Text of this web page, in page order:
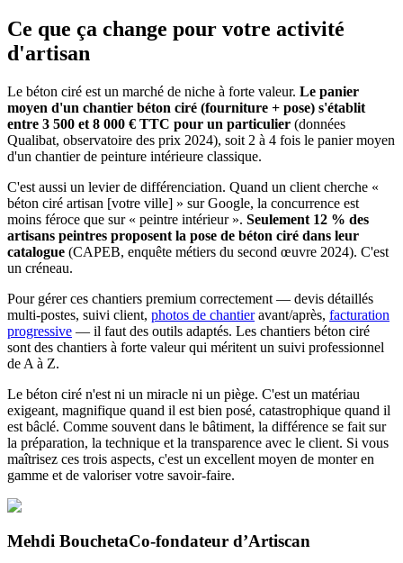
Ce que ça change pour votre activité
d'artisan
Le béton ciré est un marché de niche à forte valeur. Le panier
moyen d'un chantier béton ciré (fourniture + pose) s'établit
entre 3 500 et 8 000 € TTC pour un particulier (données
Qualibat, observatoire des prix 2024), soit 2 à 4 fois le panier moyen
d'un chantier de peinture intérieure classique.
C'est aussi un levier de différenciation. Quand un client cherche «
béton ciré artisan [votre ville] » sur Google, la concurrence est
moins féroce que sur « peintre intérieur ». Seulement 12 % des
artisans peintres proposent la pose de béton ciré dans leur
catalogue (CAPEB, enquête métiers du second œuvre 2024). C'est
un créneau.
Pour gérer ces chantiers premium correctement — devis détaillés
multi-postes, suivi client, photos de chantieravant/après, facturation
progressive — il faut des outils adaptés. Les chantiers béton ciré
sont des chantiers à forte valeur qui méritent un suivi professionnel
de A à Z.
Le béton ciré n'est ni un miracle ni un piège. C'est un matériau
exigeant, magnifique quand il est bien posé, catastrophique quand il
est bâclé. Comme souvent dans le bâtiment, la différence se fait sur
la préparation, la technique et la transparence avec le client. Si vous
maîtrisez ces trois aspects, c'est un excellent moyen de monter en
gamme et de valoriser votre savoir-faire.
Mehdi BouchetaCo-fondateur d’Artiscan